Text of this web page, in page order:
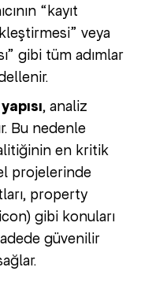
“kayıt
veya
gibi tüm adımlar
, analiz
Bu nedenle
en kritik
projelerinde
property
gibi konuları
güvenilir